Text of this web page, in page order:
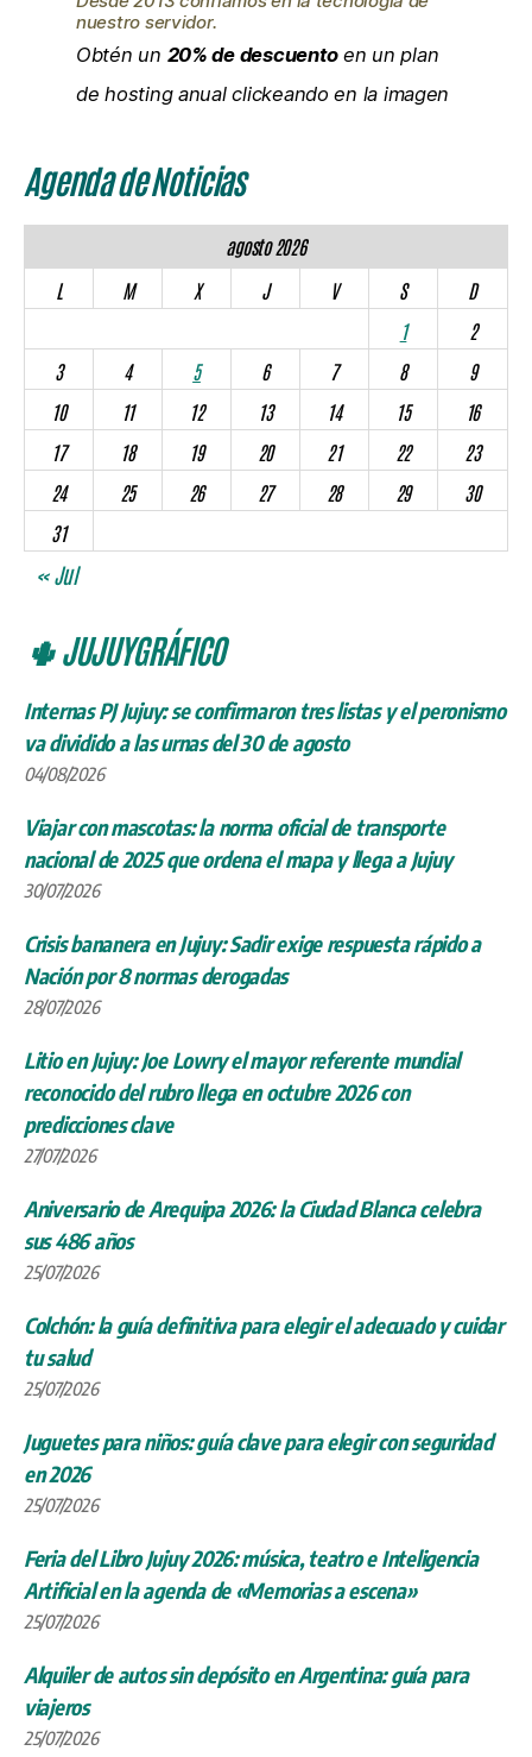
nuestro servidor.
Obtén un 20% de descuentoen un plan
de hosting anual clickeando en la imagen
Agenda de Noticias
agosto 2026
L
M X J V S
D
1
2
3
4 5 6 7 8
9
10
11 12 13 14 15
16
17
18 19 20 21 22
23
24
25 26 27 28 29
30
31
« Jul
🌵 JUJUYGRÁFICO
Internas PJ Jujuy: se confirmaron tres listas y el peronismo
va dividido a las urnas del 30 de agosto
04/08/2026
Viajar con mascotas: la norma oficial de transporte
nacional de 2025 que ordena el mapa y llega a Jujuy
30/07/2026
Crisis bananera en Jujuy: Sadir exige respuesta rápido a
Nación por 8 normas derogadas
28/07/2026
Litio en Jujuy: Joe Lowry el mayor referente mundial
reconocido del rubro llega en octubre 2026 con
predicciones clave
27/07/2026
Aniversario de Arequipa 2026: la Ciudad Blanca celebra
sus 486 años
25/07/2026
Colchón: la guía definitiva para elegir el adecuado y cuidar
tu salud
25/07/2026
Juguetes para niños: guía clave para elegir con seguridad
en 2026
25/07/2026
Feria del Libro Jujuy 2026: música, teatro e Inteligencia
Artificial en la agenda de «Memorias a escena»
25/07/2026
Alquiler de autos sin depósito en Argentina: guía para
viajeros
25/07/2026